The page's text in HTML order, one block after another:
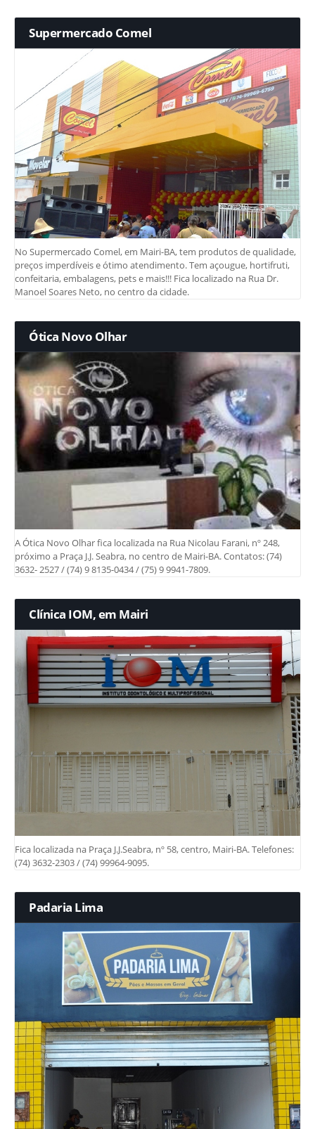
Supermercado Comel
No Supermercado Comel, em Mairi-BA, tem produtos de qualidade,
preços imperdíveis e ótimo atendimento. Tem açougue, hortifruti,
confeitaria, embalagens, pets e mais!!! Fica localizado na Rua Dr.
Manoel Soares Neto, no centro da cidade.
Ótica Novo Olhar
A Ótica Novo Olhar fica localizada na Rua Nicolau Farani, nº 248,
próximo a Praça J.J. Seabra, no centro de Mairi-BA. Contatos: (74)
3632- 2527 / (74) 9 8135-0434 / (75) 9 9941-7809.
Clínica IOM, em Mairi
Fica localizada na Praça J.J.Seabra, nº 58, centro, Mairi-BA. Telefones:
(74) 3632-2303 / (74) 99964-9095.
Padaria Lima